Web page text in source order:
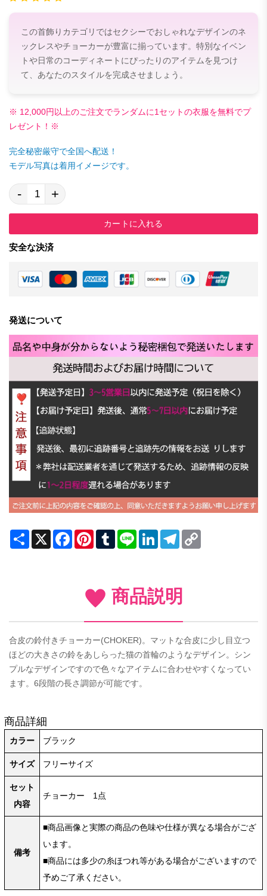
この首飾りカテゴリではセクシーでおしゃれなデザインのネ
ックレスやチョーカーが豊富に揃っています。特別なイベン
トや日常のコーディネートにぴったりのアイテムを見つけ
て、あなたのスタイルを完成させましょう。
※ 12,000円以上のご注文でランダムに1セットの衣服を無料でプ
レゼント！※
完全秘密厳守で全国へ配送！
モデル写真は着用イメージです。
- +
カートに入れる
安全な決済
発送について
Share X FacebookPinterestTumblrLine LinkedInTelegram
商品説明
合皮の鈴付きチョーカー(CHOKER)。マットな合皮に少し目立つ
ほどの大きさの鈴をあしらった猫の首輪のようなデザイン。シン
プルなデザインですので色々なアイテムに合わせやすくなってい
ます。6段階の長さ調節が可能です。
商品詳細
カラー ブラック
サイズ フリーサイズ
セット
内容
チョーカー 1点
備考
■商品画像と実際の商品の色味や仕様が異なる場合がござ
います。
■商品には多少の糸ほつれ等がある場合がございますので
予めご了承ください。